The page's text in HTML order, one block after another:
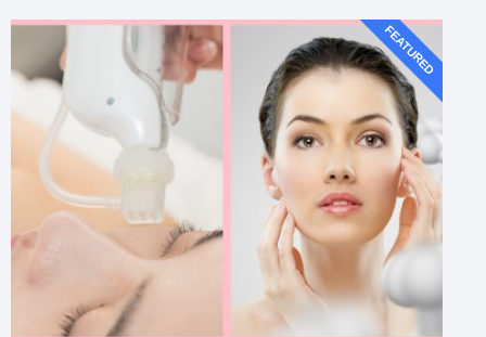
FEATURED